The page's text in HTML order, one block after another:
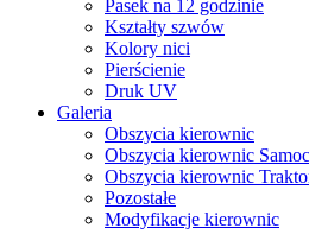
Pasek na 12 godzinie
Kształty szwów
Kolory nici
Pierścienie
Druk UV
Galeria
Obszycia kierownic
Obszycia kierownic
Obszycia kierownic
Pozostałe
Modyfikacje kierownic